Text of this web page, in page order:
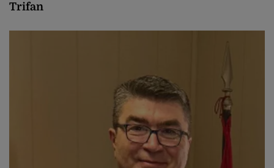
Trifan